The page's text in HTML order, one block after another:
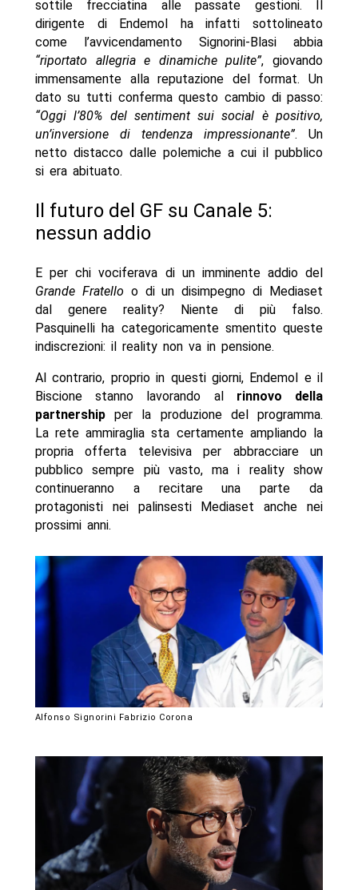
sottile frecciatina alle passate gestioni. Il
dirigente di Endemol ha infatti sottolineato
come l’avvicendamento Signorini-Blasi abbia
“riportato allegria e dinamiche pulite”, giovando
immensamente alla reputazione del format. Un
dato su tutti conferma questo cambio di passo:
“Oggi l’80% del sentiment sui social è positivo,
un’inversione di tendenza impressionante”. Un
netto distacco dalle polemiche a cui il pubblico
si era abituato.
Il futuro del GF su Canale 5:
nessun addio
E per chi vociferava di un imminente addio del
Grande Fratelloo di un disimpegno di Mediaset
dal genere reality? Niente di più falso.
Pasquinelli ha categoricamente smentito queste
indiscrezioni: il reality non va in pensione.
Al contrario, proprio in questi giorni, Endemol e il
Biscione stanno lavorando al rinnovo della
partnershipper la produzione del programma.
La rete ammiraglia sta certamente ampliando la
propria offerta televisiva per abbracciare un
pubblico sempre più vasto, ma i reality show
continueranno a recitare una parte da
protagonisti nei palinsesti Mediaset anche nei
prossimi anni.
Alfonso Signorini Fabrizio Corona